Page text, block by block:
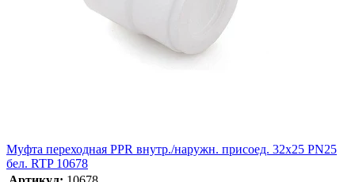
Муфта переходная PPR внутр./наружн. присоед. 32х25 PN25
бел. RTP 10678